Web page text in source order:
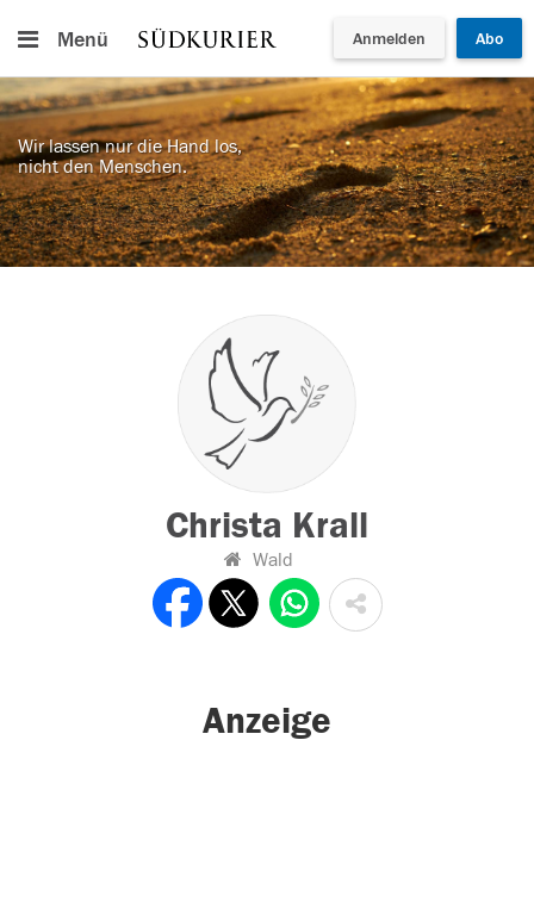
Menü Anmelden Abo
Wir lassen nur die Hand los,
nicht den Menschen.
Christa Krall
Wald
Anzeige